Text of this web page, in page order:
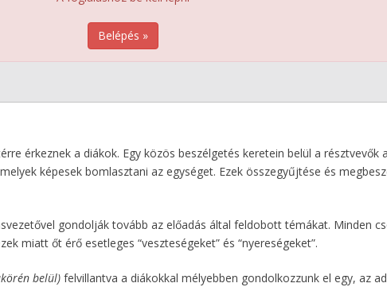
Belépés »
érkeznek a diákok. Egy közös beszélgetés keretein belül a
képesek bomlasztani az egységet. Ezek összegyűjtése és
gondolják tovább az előadás által feldobott témákat. Minden
miatt őt érő esetleges “veszteségeket” és “nyereségeket”.
belül) felvillantva a diákokkal mélyebben gondolkozzunk el egy, az